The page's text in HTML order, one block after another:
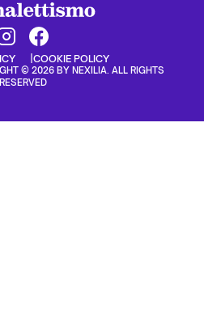
COOKIE POLICY
© 2026 BY NEXILIA. ALL RIGHTS
RESERVED